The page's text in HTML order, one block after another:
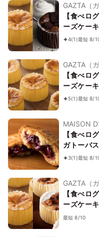
GAZTA（
【食べロ
ーズケー
ケーキ 2
4(1)最短 8/
GAZTA（
【食べロ
ーズケーキ
2026
5(1)最短 8/
【食べロ
ガトーバ
コラセッ
3(1)最短 8/
GAZTA（
【食べロ
ーズケー
クチーズ
最短 8/10